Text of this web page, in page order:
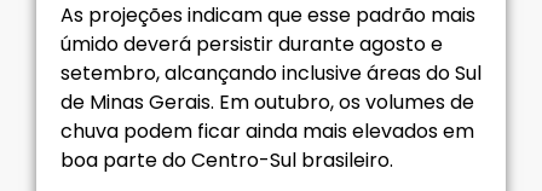
As projeções indicam que esse padrão mais
úmido deverá persistir durante agosto e
setembro, alcançando inclusive áreas do Sul
de Minas Gerais. Em outubro, os volumes de
chuva podem ficar ainda mais elevados em
boa parte do Centro-Sul brasileiro.